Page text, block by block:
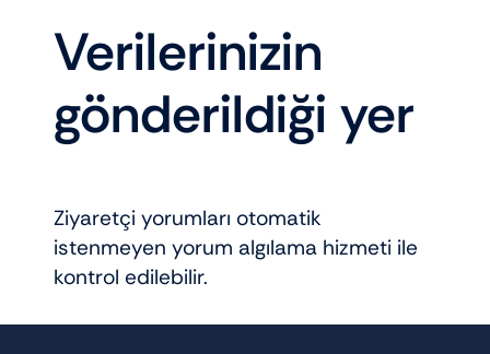
Verilerinizin
gönderildiği yer
Ziyaretçi yorumları otomatik
istenmeyen yorum algılama hizmeti ile
kontrol edilebilir.